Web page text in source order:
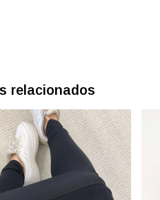
relacionados